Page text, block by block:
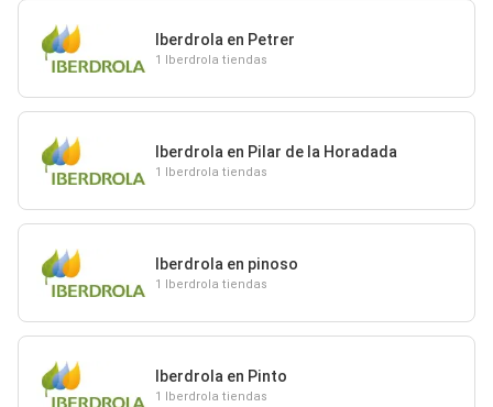
Iberdrola en Petrer
1 Iberdrola tiendas
Iberdrola en Pilar de la Horadada
1 Iberdrola tiendas
Iberdrola en pinoso
1 Iberdrola tiendas
Iberdrola en Pinto
1 Iberdrola tiendas